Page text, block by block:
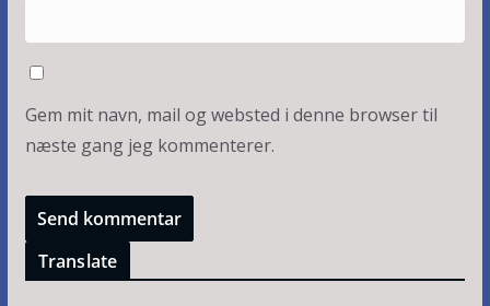
Gem mit navn, mail og websted i denne browser til
næste gang jeg kommenterer.
Translate